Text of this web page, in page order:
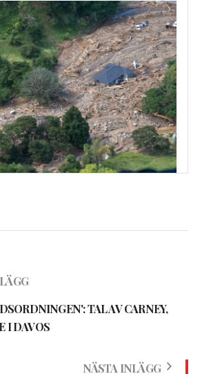
TAL AV CARNEY,
I DAVOS
NÄSTA INLÄGG